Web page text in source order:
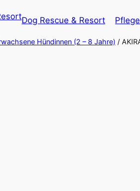
Dog Rescue & Resort
Hündinnen (2 – 8 Jahre) /